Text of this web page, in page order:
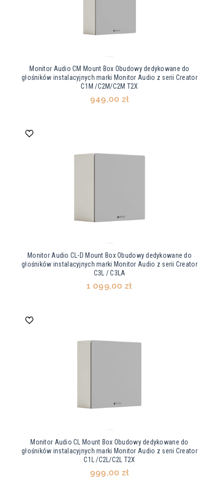
Monitor Audio CM Mount Box Obudowy dedykowane do
głośników instalacyjnych marki Monitor Audio z serii Creator
C1M /C2M/C2M T2X
949,00 zł
Monitor Audio CL-D Mount Box Obudowy dedykowane do
głośników instalacyjnych marki Monitor Audio z serii Creator
C3L / C3LA
1 099,00 zł
Monitor Audio CL Mount Box Obudowy dedykowane do
głośników instalacyjnych marki Monitor Audio z serii Creator
C1L /C2L/C2L T2X
999,00 zł